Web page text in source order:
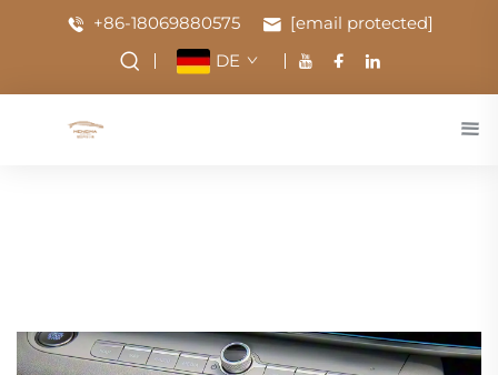
+86-18069880575
[email protected]
DE